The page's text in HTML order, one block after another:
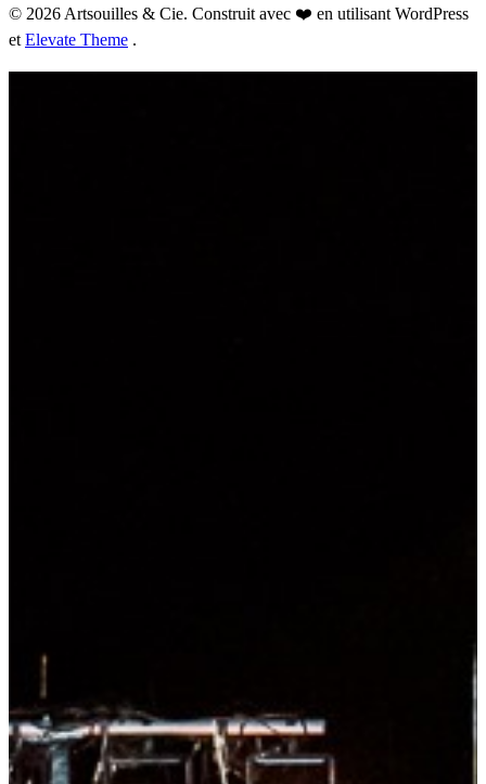
© 2026 Artsouilles & Cie. Construit avec ❤️ en utilisant WordPress
et Elevate Theme .